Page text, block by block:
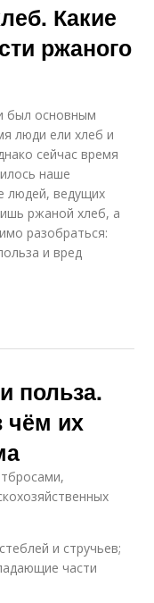
Какие
ржаного
был основным
люди ели хлеб и
сейчас время
наше
людей, ведущих
ржаной хлеб, а
разобраться:
и вред
польза.
чём их
и стручьев;
части